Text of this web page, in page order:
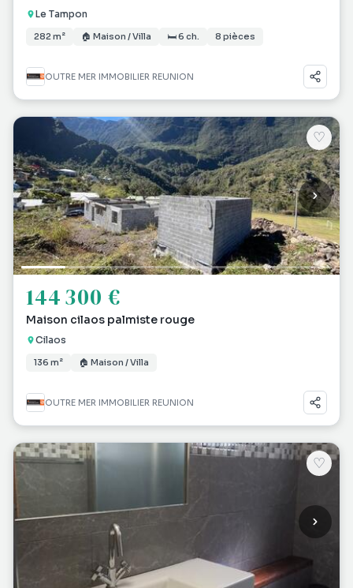
Le Tampon
282 m² 🏠 Maison / Villa 🛏 6 ch. 8 pièces
OUTRE MER IMMOBILIER REUNION
♡
144 300 €
Maison cilaos palmiste rouge
Cilaos
136 m² 🏠 Maison / Villa
OUTRE MER IMMOBILIER REUNION
♡